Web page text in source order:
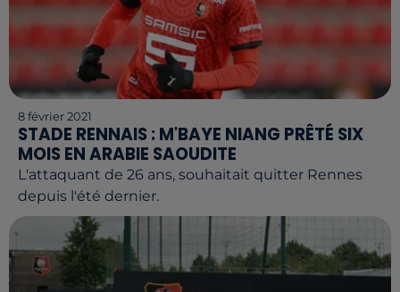
8 février 2021
STADE RENNAIS : M'BAYE NIANG PRÊTÉ SIX
MOIS EN ARABIE SAOUDITE
L'attaquant de 26 ans, souhaitait quitter Rennes
depuis l'été dernier.